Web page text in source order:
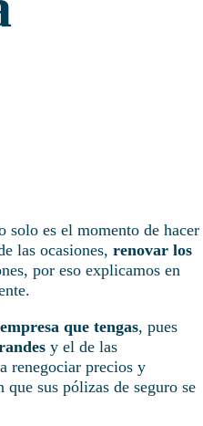
solo es el momento de hacer
las ocasiones, renovar los
por eso explicamos en
que tengas, pues
y el de las
renegociar precios y
que sus pólizas de seguro se